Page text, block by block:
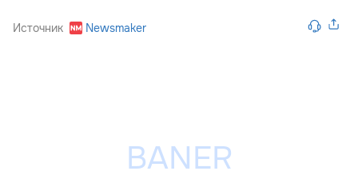
Источник Newsmaker